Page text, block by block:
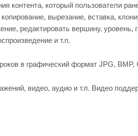
контента, который пользователи
вырезание, вставка,
редактировать вершину, уровень,
и т.п.
в графический формат JPG, BMP,
видео, аудио и т.п. Видео